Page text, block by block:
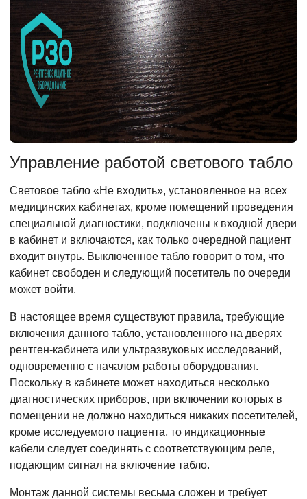
Управление работой светового табло
Световое табло «Не входить», установленное на всех
медицинских кабинетах, кроме помещений проведения
специальной диагностики, подключены к входной двери
в кабинет и включаются, как только очередной пациент
входит внутрь. Выключенное табло говорит о том, что
кабинет свободен и следующий посетитель по очереди
может войти.
В настоящее время существуют правила, требующие
включения данного табло, установленного на дверях
рентген-кабинета или ультразвуковых исследований,
одновременно с началом работы оборудования.
Поскольку в кабинете может находиться несколько
диагностических приборов, при включении которых в
помещении не должно находиться никаких посетителей,
кроме исследуемого пациента, то индикационные
кабели следует соединять с соответствующим реле,
подающим сигнал на включение табло.
Монтаж данной системы весьма сложен и требует